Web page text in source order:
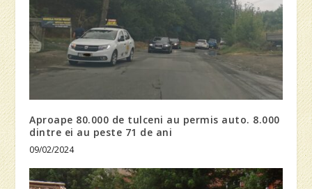
Aproape 80.000 de tulceni au permis auto. 8.000
dintre ei au peste 71 de ani
09/02/2024